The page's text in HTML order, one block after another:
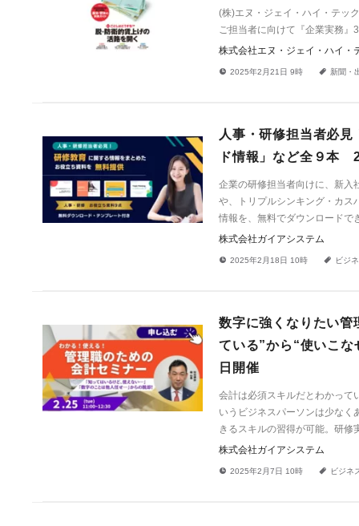
(株)エヌ・ジェイ・ハイ・テッ
ご担当者に向けて『企業実務
株式会社エヌ・ジェイ・ハイ・
! 2025年2月21日 9時 a 新聞・
人事・研修担当者必
ド情報」など全９本
企業の研修担当者向けに、新入
や、トリプルシンキング・カス
情報を、無料でダウンロードで
株式会社ガイアシステム
! 2025年2月18日 10時 a ビジ
数字に強くなりたい管
ている”から“使いこ
日開催
会計は必須スキルだとわかって
いうビジネスパーソンは少なく
きるスキルの習得が可能。研
株式会社ガイアシステム
! 2025年2月7日 10時 a ビジネ